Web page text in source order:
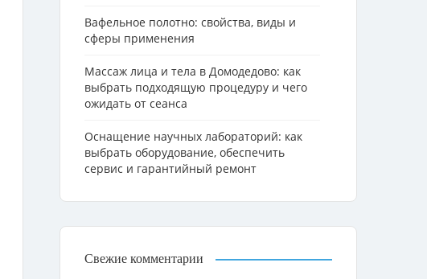
Вафельное полотно: свойства, виды и
сферы применения
Массаж лица и тела в Домодедово: как
выбрать подходящую процедуру и чего
ожидать от сеанса
Оснащение научных лабораторий: как
выбрать оборудование, обеспечить
сервис и гарантийный ремонт
Свежие комментарии